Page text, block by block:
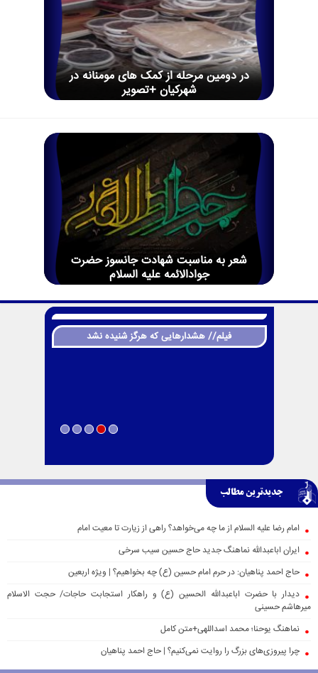
در دومین مرحله از کمک های مومنانه در
شهرکیان +تصویر
شعر به مناسبت شهادت جانسوز حضرت
جوادالائمه علیه السلام
فیلم// هشدارهایی که هرگز شنیده نشد
جدیدترین مطالب
امام رضا علیه السلام از ما چه می‌خواهد؟ راهی از زیارت تا معیت امام
ایران اباعبدالله نماهنگ جدید حاج حسین سیب سرخی
حاج احمد پناهیان: در حرم امام حسین (ع) چه بخواهیم؟ | ویژه اربعین
دیدار با حضرت اباعبدالله الحسین (ع) و راهکار استجابت حاجات/ حجت الاسلام
میرهاشم حسینی
نماهنگ یوحنا؛ محمد اسداللهی+متن کامل
چرا پیروزی‌های بزرگ را روایت نمی‌کنیم؟ | حاج احمد پناهیان